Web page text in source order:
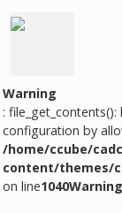
Warning
:
configuration by
/home/ccube/
content/themes/
on line1040Warning